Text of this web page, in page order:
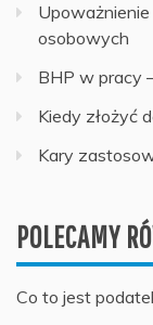
osobowych
BHP w pracy
Kiedy złożyć
Kary
POLECAMY
Co to jest